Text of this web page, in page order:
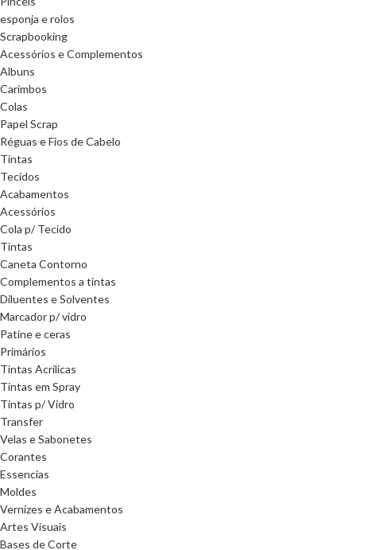
esponja e rolos
Scrapbooking
Acessórios e Complementos
Albuns
Carimbos
Colas
Papel Scrap
Réguas e Fios de Cabelo
Tintas
Tecidos
Acabamentos
Acessórios
Cola p/ Tecido
Tintas
Caneta Contorno
Complementos a tintas
Diluentes e Solventes
Marcador p/ vidro
Patine e ceras
Primários
Tintas Acrilicas
Tintas em Spray
Tintas p/ Vidro
Transfer
Velas e Sabonetes
Corantes
Essencias
Moldes
Vernizes e Acabamentos
Artes Visuais
Bases de Corte